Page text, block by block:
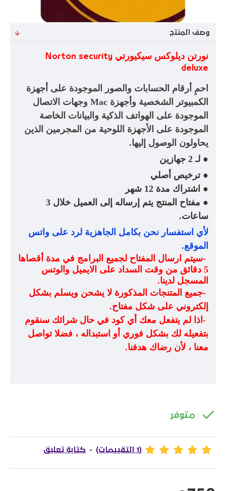
وصف المنتج
نورتن ديلوكس سيكيورتي Norton security
deluxe
احمِ أرقام الحسابات والصور الموجودة على أجهزة
الكمبيوتر الشخصية وأجهزة Mac وجهات الاتصال
الموجودة على الهواتف الذكية والبيانات الخاصة
الموجودة على الأجهزة اللوحية من المجرمين الذين
يحاولون الوصول إليها.
● لـ 2 جهازين
● ترخيص أصلي
● اشتراك مدة 12 شهر
●
مفتاح المنتج يتم إرساله إلى العميل خلال 3
ساعات.
لأي استفسار نحن بكامل الجاهزية لرد على واتس
الموقع.
-سيتم ارسال المفتاح لجميع البرامج في مدة أقصاها
5 دقائق من وقت السداد على الايميل والوتس
المسجل لدينا.
-جميع المتنجات المذكورة لا يشحن ويسلم بشكل
إلكتروني على شكل مفتاح.
- اذا لم يتفعل معك أي كود في حال شرائك سنقوم
بتفعيله لك بشكل فوري أو استبداله ، فضلا تواصل
معنا ، لأن رضاك هدفنا.
: متوفر
(1 التقييمات) - كتابة تعليق